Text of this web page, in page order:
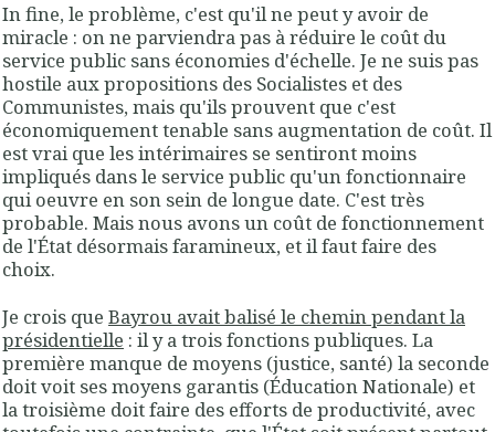
In fine, le problème, c'est qu'il ne peut y avoir de
miracle : on ne parviendra pas à réduire le coût du
service public sans économies d'échelle. Je ne suis pas
hostile aux propositions des Socialistes et des
Communistes, mais qu'ils prouvent que c'est
économiquement tenable sans augmentation de coût. Il
est vrai que les intérimaires se sentiront moins
impliqués dans le service public qu'un fonctionnaire
qui oeuvre en son sein de longue date. C'est très
probable. Mais nous avons un coût de fonctionnement
de l'État désormais faramineux, et il faut faire des
choix.
Je crois que Bayrou avait balisé le chemin pendant la
présidentielle : il y a trois fonctions publiques. La
première manque de moyens (justice, santé) la seconde
doit voit ses moyens garantis (Éducation Nationale) et
la troisième doit faire des efforts de productivité, avec